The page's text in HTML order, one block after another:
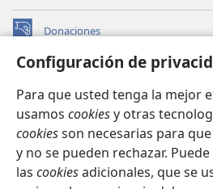
Configuración de
Para que usted tenga la mejor
usamos cookiesy otras
cookiesson necesarias para
y no se pueden rechazar.
las cookiesadicionales, que se
Donaciones
(abre
una
nueva BIBLIOTECA EN LÍNEA Watchtower™
una
nueva
ventana)
JW Hub
(abre
una
nueva
ventana)
JW Library
Watchtower Library